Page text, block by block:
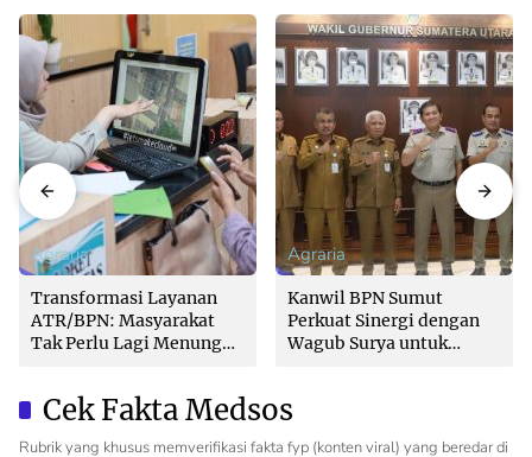
Agraria
Transformasi Layanan
ATR/BPN: Masyarakat
Tak Perlu Lagi Menunggu
Agraria
Kanwil BPN Sumut
Perkuat Sinergi dengan
Wagub Surya untuk
Cek Fakta Medsos
Rubrik yang khusus memverifikasi fakta fyp (konten viral) yang beredar di